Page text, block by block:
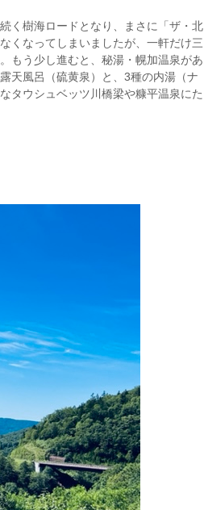
く樹海ロードとなり、まさに「ザ・北
くなってしまいましたが、一軒だけ三
もう少し進むと、秘湯・幌加温泉があ
天風呂（硫黄泉）と、3種の内湯（ナ
タウシュベッツ川橋梁や糠平温泉にた